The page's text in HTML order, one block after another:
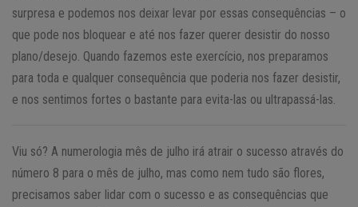
surpresa e podemos nos deixar levar por essas consequências – o
que pode nos bloquear e até nos fazer querer desistir do nosso
plano/desejo. Quando fazemos este exercício, nos preparamos
para toda e qualquer consequência que poderia nos fazer desistir,
e nos sentimos fortes o bastante para evita-las ou ultrapassá-las.
Viu só? A numerologia mês de julho irá atrair o sucesso através do
número 8 para o mês de julho, mas como nem tudo são flores,
precisamos saber lidar com o sucesso e as consequências que